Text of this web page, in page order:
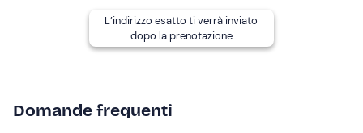
Altre informazioni
Il noleggio è disponibileda giugno a settembre
carta di credito o contanti), che verrà restituita a fine
giornata con ricevuta.
L’indirizzo esatto ti verrà inviato
dopo la prenotazione
Domande frequenti